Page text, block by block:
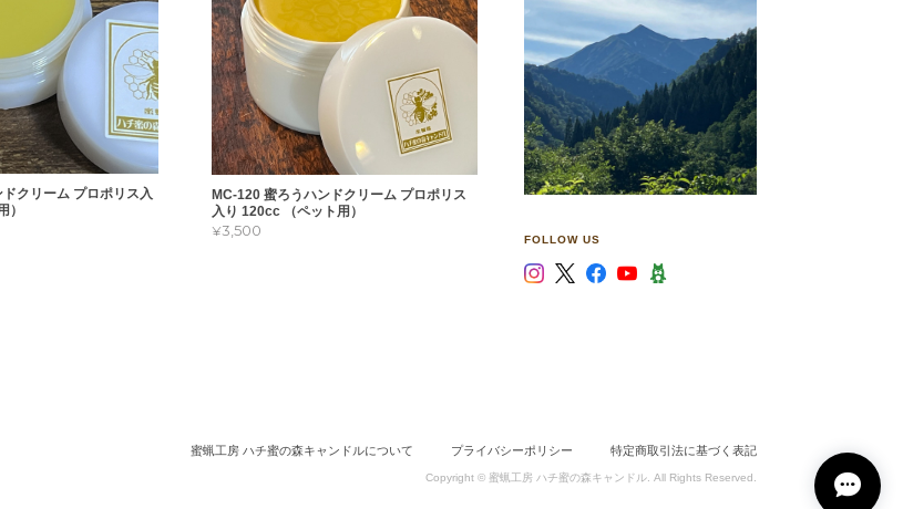
りで、食べてしまいたいくらいで、ハンドクリームにするにはもった
クリーム プロポリス入
）
MC-120 蜜ろうハンドクリーム プロポリス
入り 120cc （ペット用）
¥3,500
FOLLOW US
蜜蝋工房 ハチ蜜の森キャンドルについて プライバシーポリシー 特定商取引法に基づく表記
Copyright © 蜜蝋工房 ハチ蜜の森キャンドル. All Rights Reserved.